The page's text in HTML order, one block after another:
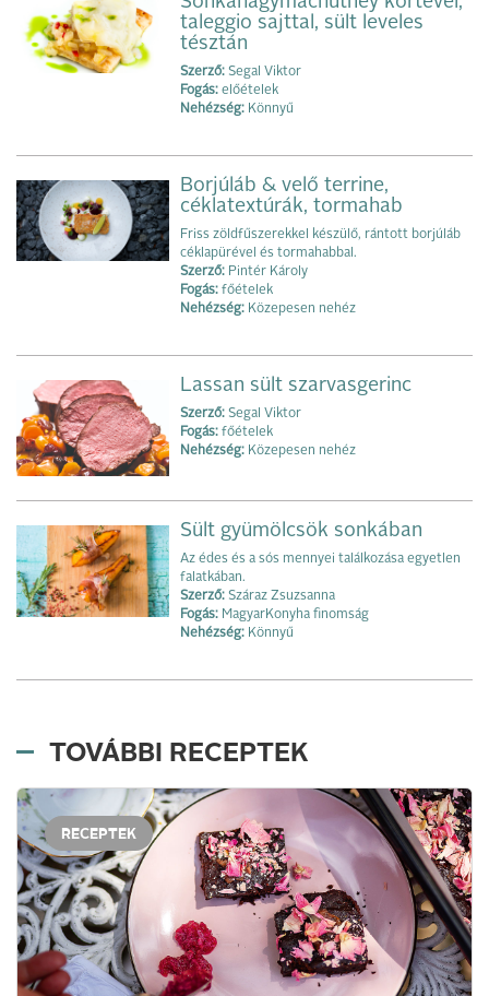
taleggio sajttal, sült leveles
tésztán
Szerző: Segal Viktor
Fogás: előételek
Nehézség: Könnyű
Borjúláb & velő terrine,
céklatextúrák, tormahab
Friss zöldfűszerekkel készülő, rántott borjúláb
céklapürével és tormahabbal.
Szerző: Pintér Károly
Fogás: főételek
Nehézség: Közepesen nehéz
Lassan sült szarvasgerinc
Szerző: Segal Viktor
Fogás: főételek
Nehézség: Közepesen nehéz
Sült gyümölcsök sonkában
Az édes és a sós mennyei találkozása egyetlen
falatkában.
Szerző: Száraz Zsuzsanna
Fogás: MagyarKonyha finomság
Nehézség: Könnyű
TOVÁBBI RECEPTEK
RECEPTEK